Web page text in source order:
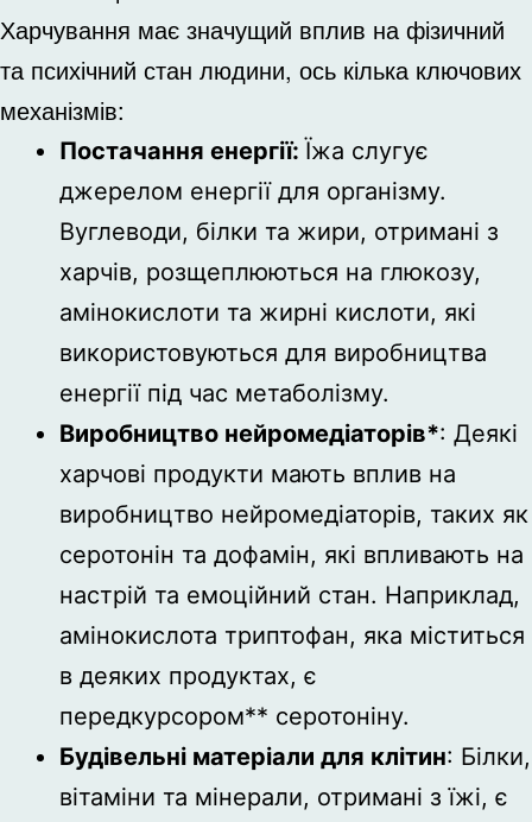
Харчування має значущий вплив на фізичний
та психічний стан людини, ось кілька ключових
механізмів:
Постачання енергії: Їжа слугує
джерелом енергії для організму.
Вуглеводи, білки та жири, отримані з
харчів, розщеплюються на глюкозу,
амінокислоти та жирні кислоти, які
використовуються для виробництва
енергії під час метаболізму.
Виробництво нейромедіаторів*: Деякі
харчові продукти мають вплив на
виробництво нейромедіаторів, таких як
серотонін та дофамін, які впливають на
настрій та емоційний стан. Наприклад,
амінокислота триптофан, яка міститься
в деяких продуктах, є
передкурсором** серотоніну.
Будівельні матеріали для клітин: Білки,
вітаміни та мінерали, отримані з їжі, є